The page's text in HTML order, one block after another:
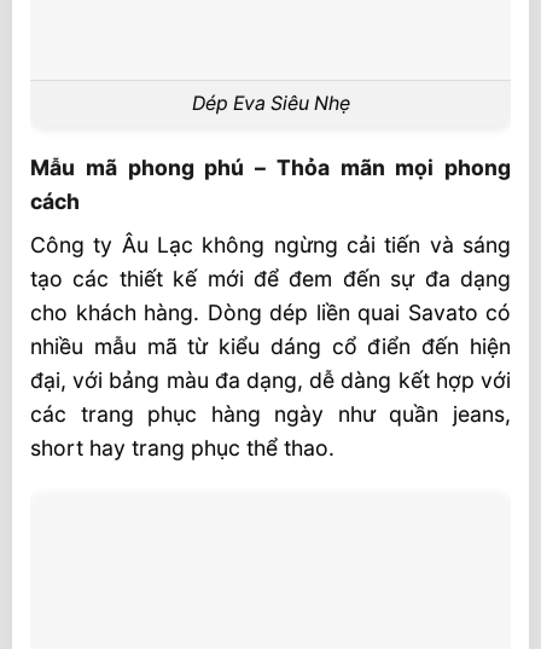
Dép Eva Siêu Nhẹ
Mẫu mã phong phú – Thỏa mãn mọi phong
cách
Công ty Âu Lạc không ngừng cải tiến và sáng
tạo các thiết kế mới để đem đến sự đa dạng
cho khách hàng. Dòng dép liền quai Savato có
nhiều mẫu mã từ kiểu dáng cổ điển đến hiện
đại, với bảng màu đa dạng, dễ dàng kết hợp với
các trang phục hàng ngày như quần jeans,
short hay trang phục thể thao.